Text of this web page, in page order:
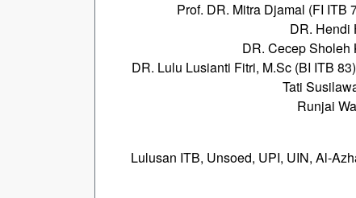
Prof. DR. Mitra Djamal (FI ITB
DR. Hendi
DR. Cecep Sholeh
DR. Lulu Lusianti Fitri, M.Sc (BI ITB
Tati
Runjai
Lulusan ITB, Unsoed, UPI, UIN, Al-